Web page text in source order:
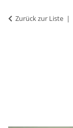
Zurück zur Liste